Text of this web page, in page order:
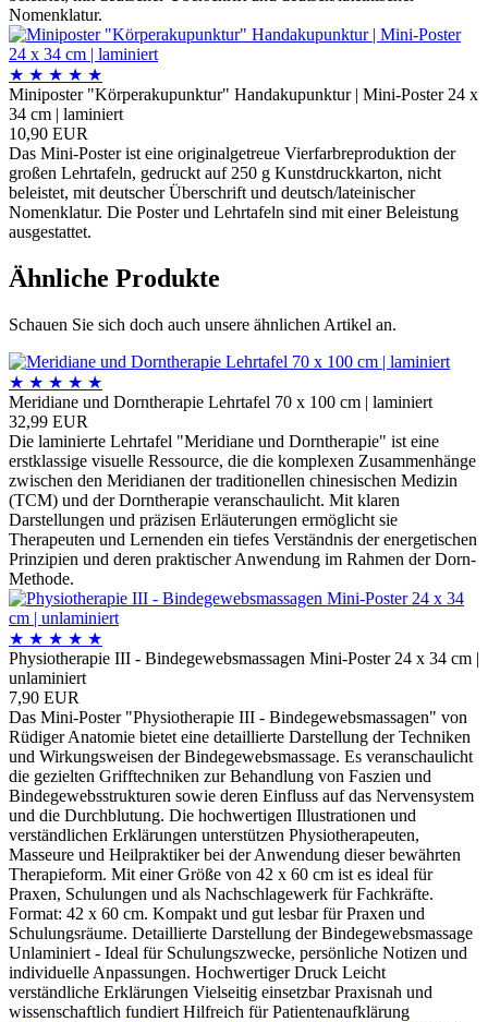
Nomenklatur.
★ ★ ★ ★ ★
Miniposter "Körperakupunktur" Handakupunktur | Mini-Poster 24 x
34 cm | laminiert
10,90 EUR
Das Mini-Poster ist eine originalgetreue Vierfarbreproduktion der
großen Lehrtafeln, gedruckt auf 250 g Kunstdruckkarton, nicht
beleistet, mit deutscher Überschrift und deutsch/lateinischer
Nomenklatur. Die Poster und Lehrtafeln sind mit einer Beleistung
ausgestattet.
Ähnliche Produkte
Schauen Sie sich doch auch unsere ähnlichen Artikel an.
★ ★ ★ ★ ★
Meridiane und Dorntherapie Lehrtafel 70 x 100 cm | laminiert
32,99 EUR
Die laminierte Lehrtafel "Meridiane und Dorntherapie" ist eine
erstklassige visuelle Ressource, die die komplexen Zusammenhänge
zwischen den Meridianen der traditionellen chinesischen Medizin
(TCM) und der Dorntherapie veranschaulicht. Mit klaren
Darstellungen und präzisen Erläuterungen ermöglicht sie
Therapeuten und Lernenden ein tiefes Verständnis der energetischen
Prinzipien und deren praktischer Anwendung im Rahmen der Dorn-
Methode.
★ ★ ★ ★ ★
Physiotherapie III - Bindegewebsmassagen Mini-Poster 24 x 34 cm |
unlaminiert
7,90 EUR
Das Mini-Poster "Physiotherapie III - Bindegewebsmassagen" von
Rüdiger Anatomie bietet eine detaillierte Darstellung der Techniken
und Wirkungsweisen der Bindegewebsmassage. Es veranschaulicht
die gezielten Grifftechniken zur Behandlung von Faszien und
Bindegewebsstrukturen sowie deren Einfluss auf das Nervensystem
und die Durchblutung. Die hochwertigen Illustrationen und
verständlichen Erklärungen unterstützen Physiotherapeuten,
Masseure und Heilpraktiker bei der Anwendung dieser bewährten
Therapieform. Mit einer Größe von 42 x 60 cm ist es ideal für
Praxen, Schulungen und als Nachschlagewerk für Fachkräfte.
Format: 42 x 60 cm. Kompakt und gut lesbar für Praxen und
Schulungsräume. Detaillierte Darstellung der Bindegewebsmassage
Unlaminiert - Ideal für Schulungszwecke, persönliche Notizen und
individuelle Anpassungen. Hochwertiger Druck Leicht
verständliche Erklärungen Vielseitig einsetzbar Praxisnah und
wissenschaftlich fundiert Hilfreich für Patientenaufklärung